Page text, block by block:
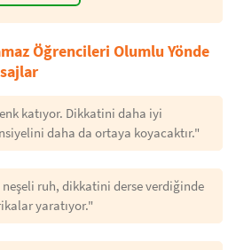
Öğrencileri Olumlu Yönde
katıyor. Dikkatini daha iyi
daha da ortaya koyacaktır."
ruh, dikkatini derse verdiğinde
yaratıyor."